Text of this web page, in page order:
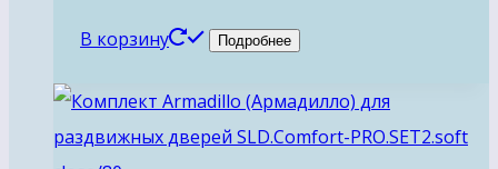
В корзину Подробнее